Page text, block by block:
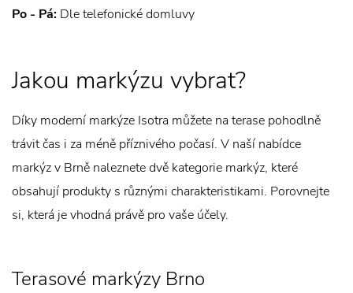
Po - Pá: Dle telefonické domluvy
Jakou markýzu vybrat?
Díky moderní markýze Isotra můžete na terase pohodlně
trávit čas i za méně příznivého počasí. V naší nabídce
markýz v Brně naleznete dvě kategorie markýz, které
obsahují produkty s různými charakteristikami. Porovnejte
si, která je vhodná právě pro vaše účely.
Terasové markýzy Brno